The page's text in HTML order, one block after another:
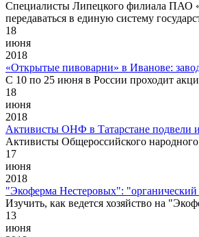
Специалисты Липецкого филиала ПАО
передаваться в единую систему
18
июня
2018
«Открытые пивоварни» в Иванове:
С 10 по 25 июня в России проходит
18
июня
2018
Активисты ОНФ в Татарстане подвели
Активисты Общероссийского народного
17
июня
2018
"Экоферма Нестеровых": "органический
Изучить, как ведется хозяйство на
13
июня